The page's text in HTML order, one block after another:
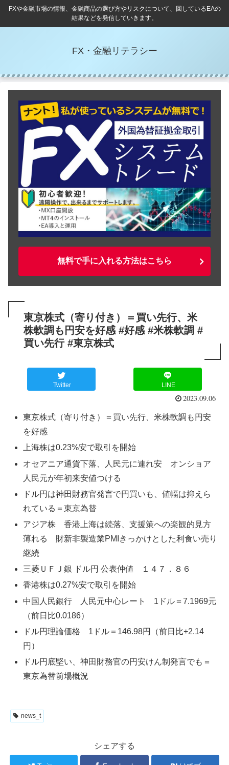
FXや金融市場の情報、金融商品の選び方やリスクについて、回しているEAの
結果などを発信していきます。
FX・金融リテラシー
無料で手に入れる方法はこちら
東京株式（寄り付き）＝買い先行、米
株軟調も円安を好感 #好感 #米株軟調 #
買い先行 #東京株式
Twitter LINE
2023.09.06
東京株式（寄り付き）＝買い先行、米株軟調も円安
を好感
上海株は0.23%安で取引を開始
オセアニア通貨下落、人民元に連れ安 オンショア
人民元が年初来安値つける
ドル円は神田財務官発言で円買いも、値幅は抑えら
れている＝東京為替
アジア株 香港上海は続落、支援策への楽観的見方
薄れる 財新非製造業PMIきっかけとした利食い売り
継続
三菱ＵＦＪ銀 ドル円 公表仲値 １４７．８６
香港株は0.27%安で取引を開始
中国人民銀行 人民元中心レート 1ドル＝7.1969元
（前日比0.0186）
ドル円理論価格 1ドル＝146.98円（前日比+2.14
円）
ドル円底堅い、神田財務官の円安けん制発言でも＝
東京為替前場概況
news_t
シェアする